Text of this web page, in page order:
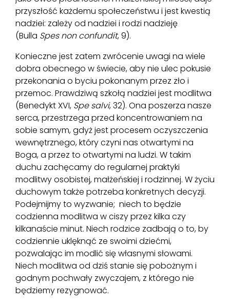
przyszłość każdemu społeczeństwu i jest kwestią
nadziei: zależy od nadziei i rodzi nadzieję
(Bulla Spes non confundit, 9).
Konieczne jest zatem zwrócenie uwagi na wiele
dobra obecnego w świecie, aby nie ulec pokusie
przekonania o byciu pokonanym przez zło i
przemoc. Prawdziwą szkołą nadziei jest modlitwa
(Benedykt XVI, Spe salvi, 32). Ona poszerza nasze
serca, przestrzega przed koncentrowaniem na
sobie samym, gdyż jest procesem oczyszczenia
wewnętrznego, który czyni nas otwartymi na
Boga, a przez to otwartymi na ludzi. W takim
duchu zachęcamy do regularnej praktyki
modlitwy osobistej, małżeńskiej i rodzinnej. W życiu
duchowym także potrzeba konkretnych decyzji.
Podejmijmy to wyzwanie; niech to będzie
codzienna modlitwa w ciszy przez kilka czy
kilkanaście minut. Niech rodzice zadbają o to, by
codziennie uklęknąć ze swoimi dziećmi,
pozwalając im modlić się własnymi słowami.
Niech modlitwa od dziś stanie się pobożnym i
godnym pochwały zwyczajem, z którego nie
będziemy rezygnować.